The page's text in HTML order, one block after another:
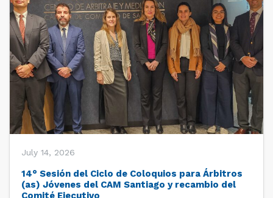
July 14, 2026
14° Sesión del Ciclo de Coloquios para Árbitros
(as) Jóvenes del CAM Santiago y recambio del
Comité Ejecutivo